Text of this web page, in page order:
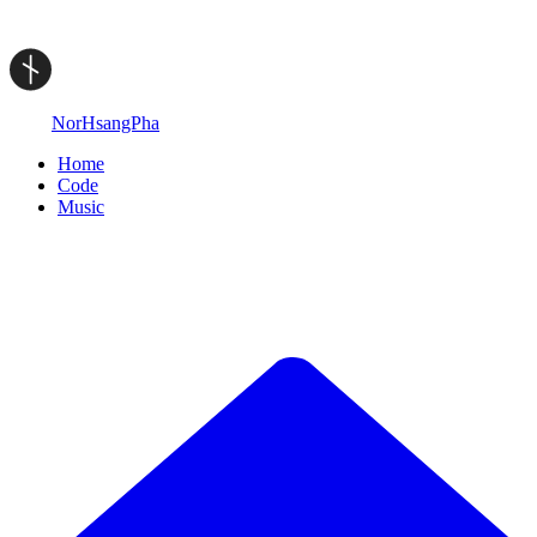
NorHsangPha
Home
Code
Music